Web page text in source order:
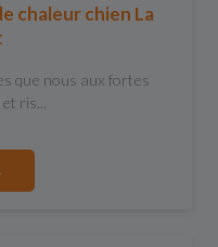
chaleur chien La
que nous aux fortes
ris...